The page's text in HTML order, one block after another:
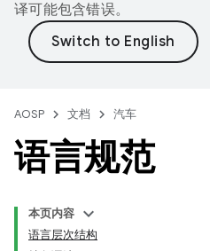
译可能包含错误。
AOSP 文档 汽车
语言规范
本页内容
语言层次结构